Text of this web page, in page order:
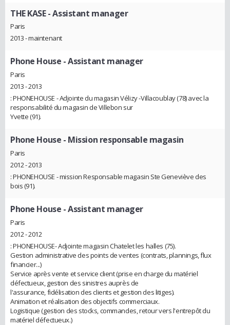
THE KASE- Assistant manager
Paris
2013 - maintenant
Phone House - Assistant manager
Paris
2013 - 2013
: PHONEHOUSE - Adjointe du magasin Vélizy -Villacoublay (78) avec la
responsabilité du magasin de Villebon sur
Yvette (91).
Phone House - Mission responsable magasin
Paris
2012 - 2013
: PHONEHOUSE - mission Responsable magasin Ste Geneviève des
bois (91).
Phone House - Assistant manager
Paris
2012 - 2012
: PHONEHOUSE- Adjointe magasin Chatelet les halles (75).
Gestion administrative des points de ventes (contrats, plannings, flux
financier...)
Service après vente et service client (prise en charge du matériel
défectueux, gestion des sinistres auprès de
l'assurance, fidélisation des clients et gestion des litiges).
Animation et réalisation des objectifs commerciaux.
Logistique (gestion des stocks, commandes, retour vers l'entrepôt du
matériel défectueux.)